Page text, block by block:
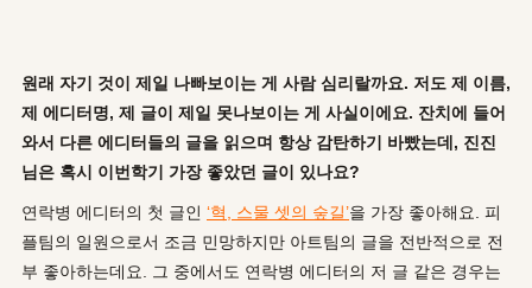
원래 자기 것이 제일 나빠보이는 게 사람 심리랄까요. 저도 제 이름,
제 에디터명, 제 글이 제일 못나보이는 게 사실이에요. 잔치에 들어
와서 다른 에디터들의 글을 읽으며 항상 감탄하기 바빴는데, 진진
님은 혹시 이번학기 가장 좋았던 글이 있나요?
연락병 에디터의 첫 글인 ‘혁, 스물 셋의 숲길’을 가장 좋아해요. 피
플팀의 일원으로서 조금 민망하지만 아트팀의 글을 전반적으로 전
부 좋아하는데요. 그 중에서도 연락병 에디터의 저 글 같은 경우는